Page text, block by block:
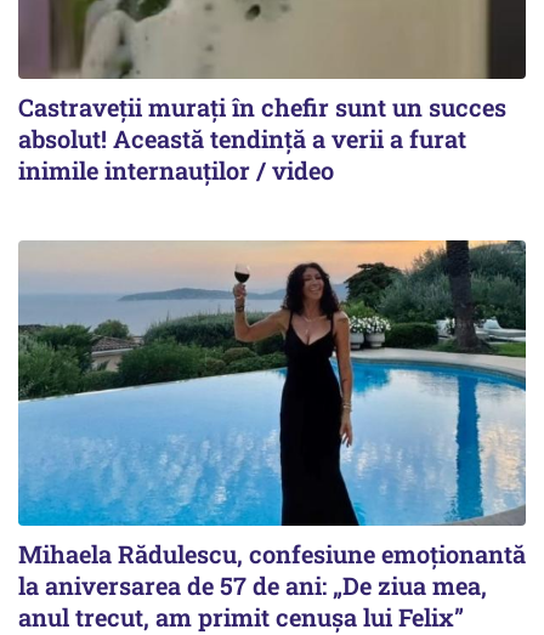
Castraveții murați în chefir sunt un succes
absolut! Această tendință a verii a furat
inimile internauților / video
Mihaela Rădulescu, confesiune emoționantă
la aniversarea de 57 de ani: „De ziua mea,
anul trecut, am primit cenușa lui Felix”